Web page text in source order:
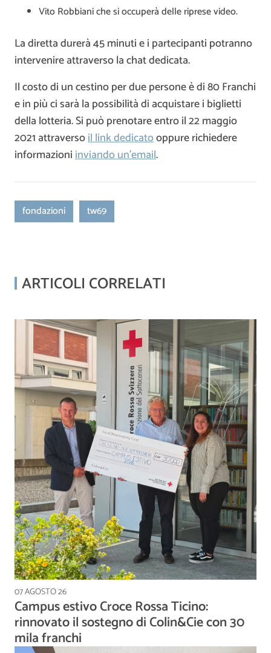
Vito Robbiani che si occuperà delle riprese video.
La diretta durerà 45 minuti e i partecipanti potranno
intervenire attraverso la chat dedicata.
Il costo di un cestino per due persone è di 80 Franchi
e in più ci sarà la possibilità di acquistare i biglietti
della lotteria. Si può prenotare entro il 22 maggio
2021 attraversoil link dedicatooppure richiedere
informazioniinviando un’email.
fondazioni tw69
ARTICOLI CORRELATI
07 AGOSTO 26
Campus estivo Croce Rossa Ticino:
rinnovato il sostegno di Colin&Cie con 30
mila franchi